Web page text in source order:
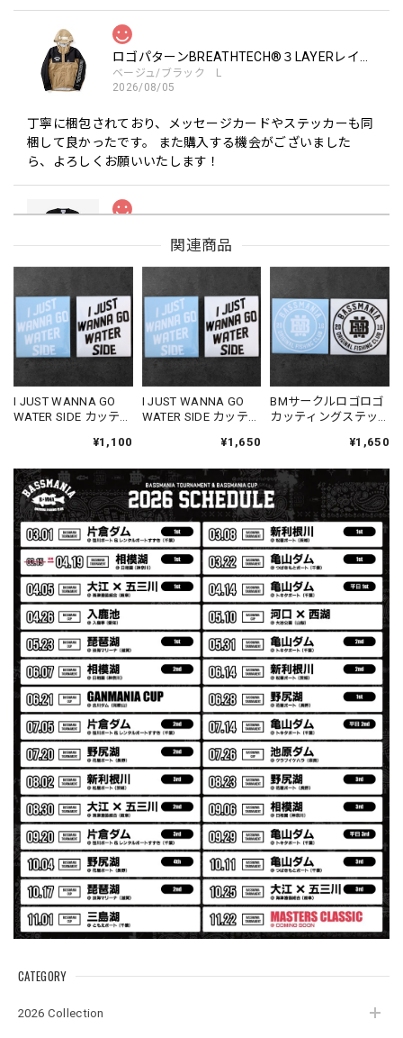
CATEGORY
2026 Collection
ベージュ/ブラック L
2026/08/05
丁寧に梱包されており、メッセージカードやステッカーも同
梱して良かったです。 また購入する機会がございました
ら、よろしくお願いいたします！
ブラック L
【Double.H】MIR
Daeun / BlackSilver
2026/07/31
MIR届きました。発送まで迅速に対応して頂きありがとうご
ざいました。
【Seamania】Uv Rush Cool Logo Zip Parka［BLK］［LIMITED］
ブラック L
2026/07/30
発送も早く着心地最高！！！！ セットアップで短パンも買
えば良かった！！
Logo Sweat Zip Parka [ASH GRY]
アッシュグレー XXL
2026/07/30
夏の早朝 少し肌寒い時一枚羽織りたい時ちょうど良い。
秋 冬 春 中でも外でも、ちょっと良い。厚めの生地がし
っかりしていて、タウンユースでも、気分良く歩けます。
Electric Motor Wire Code Jacket
2026/07/30
ネオプレーンの生地のしなやかな品で、何にでも使えるバス
マニアファンには、欠かせないアイテムですよ。ワイヤージ
ャケットは、もちろん 車内の、ロッドバーにマッチして、
気分も上がります。
関連商品
I JUST WANNA GO
WATER SIDE カッティ
¥1,100
I JUST WANNA GO
WATER SIDE カッティ
¥1,650
BMサークルロゴロゴ
カッティングステッ
¥1,650